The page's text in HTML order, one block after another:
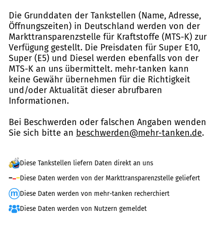
Die Grunddaten der Tankstellen (Name, Adresse,
Öffnungszeiten) in Deutschland werden von der
Markttransparenzstelle für Kraftstoffe (MTS-K) zur
Verfügung gestellt. Die Preisdaten für Super E10,
Super (E5) und Diesel werden ebenfalls von der
MTS-K an uns übermittelt. mehr-tanken kann
keine Gewähr übernehmen für die Richtigkeit
und/oder Aktualität dieser abrufbaren
Informationen.
Bei Beschwerden oder falschen Angaben wenden
Sie sich bitte an beschwerden@mehr-tanken.de.
Diese Tankstellen liefern Daten direkt an uns
Diese Daten werden von der Markttransparenzstelle geliefert
Diese Daten werden von mehr-tanken recherchiert
Diese Daten werden von Nutzern gemeldet